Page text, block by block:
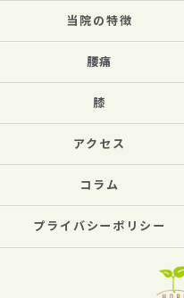
当院の特徴
腰痛
膝
アクセス
コラム
プライバシーポリシー